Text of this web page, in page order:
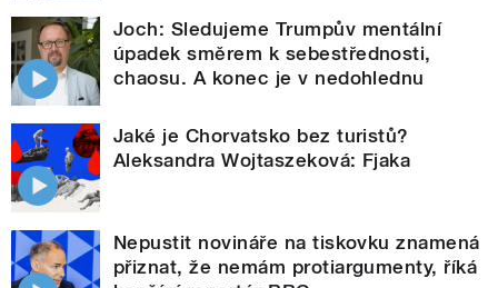
Joch: Sledujeme Trumpův mentální
úpadek směrem k sebestřednosti,
chaosu. A konec je v nedohlednu
Jaké je Chorvatsko bez turistů?
Aleksandra Wojtaszeková: Fjaka
Nepustit novináře na tiskovku znamená
přiznat, že nemám protiargumenty, říká